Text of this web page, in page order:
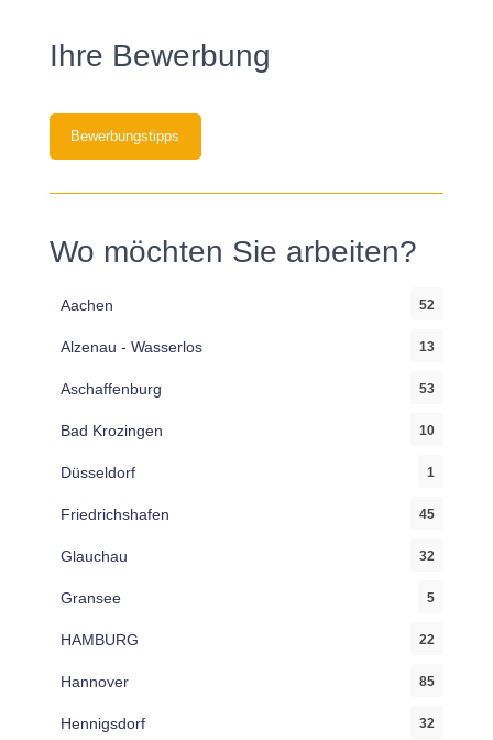
Ihre Bewerbung
Bewerbungstipps
Wo möchten Sie arbeiten?
Aachen 52
Alzenau - Wasserlos 13
Aschaffenburg 53
Bad Krozingen 10
Düsseldorf 1
Friedrichshafen 45
Glauchau 32
Gransee 5
HAMBURG 22
Hannover 85
Hennigsdorf 32